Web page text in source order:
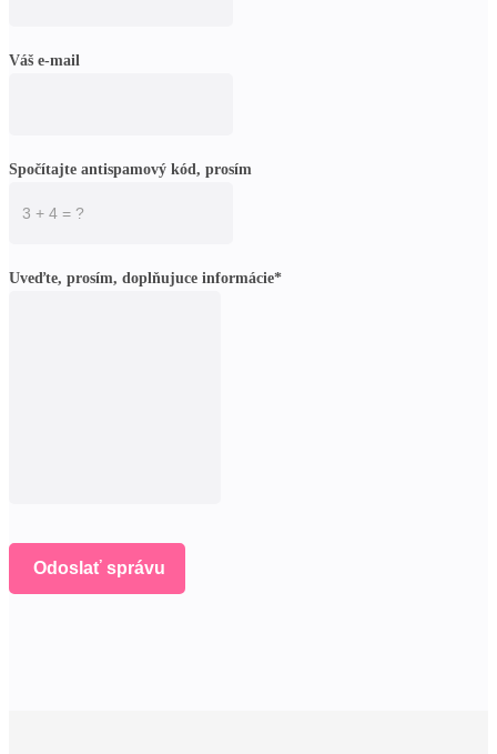
Váš e-mail
Spočítajte antispamový kód, prosím
Uveďte, prosím, doplňujuce informácie*
Odoslať správu